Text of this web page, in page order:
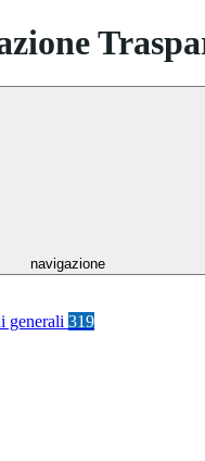
navigazione
generali 319